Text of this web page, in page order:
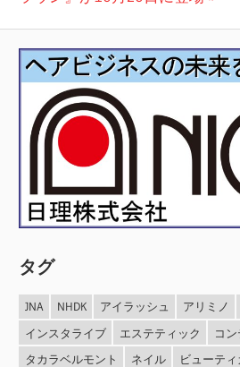
ゲ
ー
シ
ョ
ン
タグ
JNA NHDK アイラッシュ アリミノ
インスタライブ
エステティック コン
タカラベルモント
ネイル
ビューテ